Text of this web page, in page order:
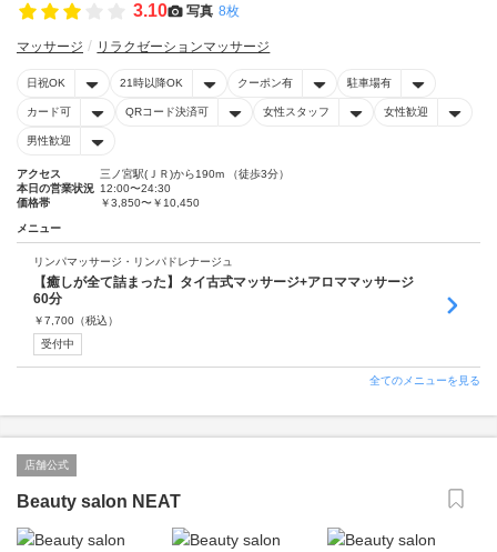
3.10 写真 8枚
マッサージ リラクゼーションマッサージ
日祝OK 21時以降OK クーポン有 駐車場有
カード可 QRコード決済可 女性スタッフ 女性歓迎
男性歓迎
アクセス
三ノ宮駅(ＪＲ)から190m （徒歩3分）
本日の営業状況 12:00〜24:30
価格帯
￥3,850〜￥10,450
メニュー
リンパマッサージ・リンパドレナージュ
【癒しが全て詰まった】タイ古式マッサージ+アロママッサージ
60分
￥7,700 （税込）
受付中
全てのメニューを見る
店舗公式
Beauty salon NEAT